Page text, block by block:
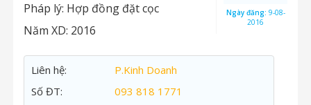
Pháp lý: Hợp đồng đặt cọc
Năm XD: 2016
Ngày đăng: 9-08-
2016
Liên hệ:
P.Kinh Doanh
Số ĐT:
093 818 1771